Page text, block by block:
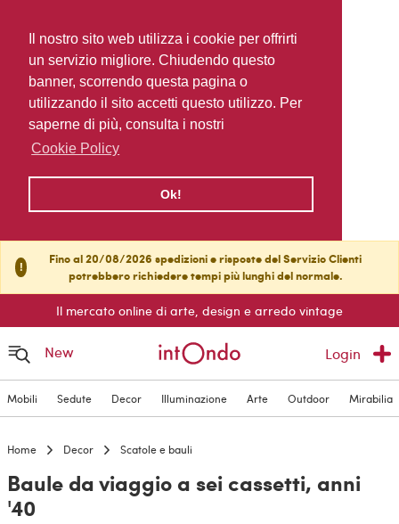
Il nostro sito web utilizza i cookie per offrirti
un servizio migliore. Chiudendo questo
banner, scorrendo questa pagina o
utilizzando il sito accetti questo utilizzo. Per
saperne di più, consulta i nostri
Cookie Policy
Ok!
!
Fino al 20/08/2026 spedizioni e risposte del Servizio Clienti
potrebbero richiedere tempi più lunghi del normale.
Il mercato online di arte, design e arredo vintage
New Login
Mobili Sedute Decor Illuminazione Arte Outdoor Mirabilia
Home Decor Scatole e bauli
Baule da viaggio a sei cassetti, anni
'40